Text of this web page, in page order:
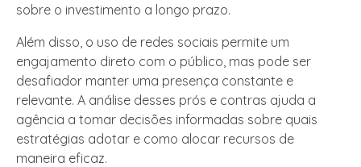
sobre o investimento a longo prazo.
Além disso, o uso de redes sociais permite um
engajamento direto com o público, mas pode ser
desafiador manter uma presença constante e
relevante. A análise desses prós e contras ajuda a
agência a tomar decisões informadas sobre quais
estratégias adotar e como alocar recursos de
maneira eficaz.